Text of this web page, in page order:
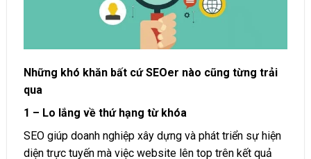
Những khó khăn bất cứ SEOer nào cũng từng trải
qua
1 – Lo lắng về thứ hạng từ khóa
SEO giúp doanh nghiệp xây dựng và phát triển sự hiện
diện trực tuyến mà việc website lên top trên kết quả